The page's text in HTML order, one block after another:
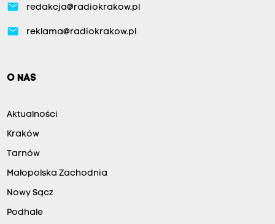
email redakcja@radiokrakow.pl
email reklama@radiokrakow.pl
O NAS
Aktualności
Kraków
Tarnów
Małopolska Zachodnia
Nowy Sącz
Podhale